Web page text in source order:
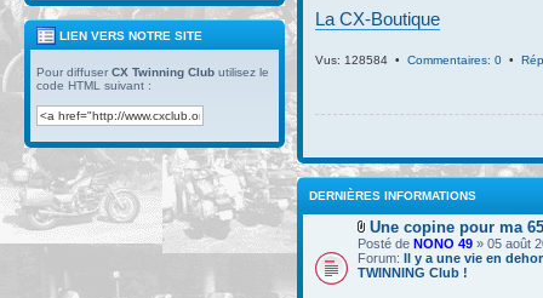
LIEN VERS NOTRE SITE
Pour diffuser CX Twinning Club utilisez le
code HTML suivant :
La CX-Boutique
Vus: 128584 • Commentaires: 0 •
DERNIÈRES INFORMATIONS
Une copine pour ma
Posté de NONO 49 » 05 août
Forum: Il y a une vie en
TWINNING Club !